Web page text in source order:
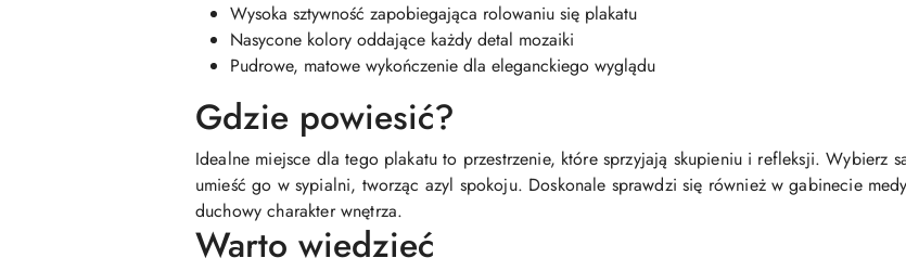
Wysoka sztywność zapobiegająca rolowaniu się plakatu
Nasycone kolory oddające każdy detal mozaiki
Pudrowe, matowe wykończenie dla eleganckiego wyglądu
Gdzie powiesić?
Idealne miejsce dla tego plakatu to przestrzenie, które sprzyjają skupieniu i refleksji. Wybierz
umieść go w sypialni, tworząc azyl spokoju. Doskonale sprawdzi się również w gabinecie
duchowy charakter wnętrza.
Warto wiedzieć